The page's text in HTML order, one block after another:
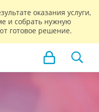
оказания услуги,
и собрать нужную
готовое решение.